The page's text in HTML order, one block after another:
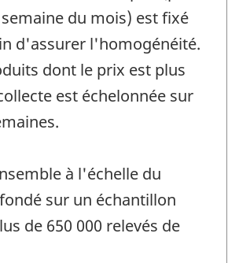
du mois) est fixé
d'assurer l'homogénéité.
dont le prix est plus
est échelonnée sur
à l'échelle du
sur un échantillon
de 650 000 relevés de